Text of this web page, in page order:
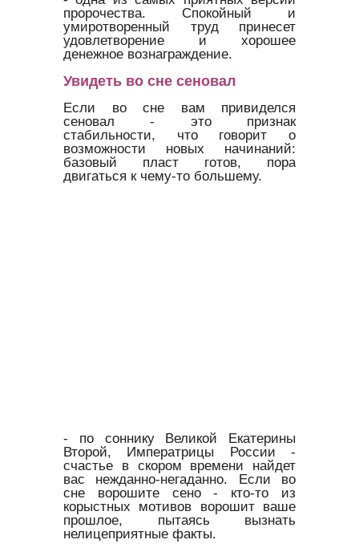
пророчества. Спокойный и
умиротворенный труд принесет
удовлетворение и хорошее
денежное вознаграждение.
Увидеть во сне сеновал
Если во сне вам привиделся
сеновал - это признак
стабильности, что говорит о
возможности новых начинаний:
базовый пласт готов, пора
двигаться к чему-то большему.
- по соннику Великой Екатерины
Второй, Императрицы России -
счастье в скором времени найдет
вас нежданно-негаданно. Если во
сне ворошите сено - кто-то из
корыстных мотивов ворошит ваше
прошлое, пытаясь вызнать
нелицеприятные факты.